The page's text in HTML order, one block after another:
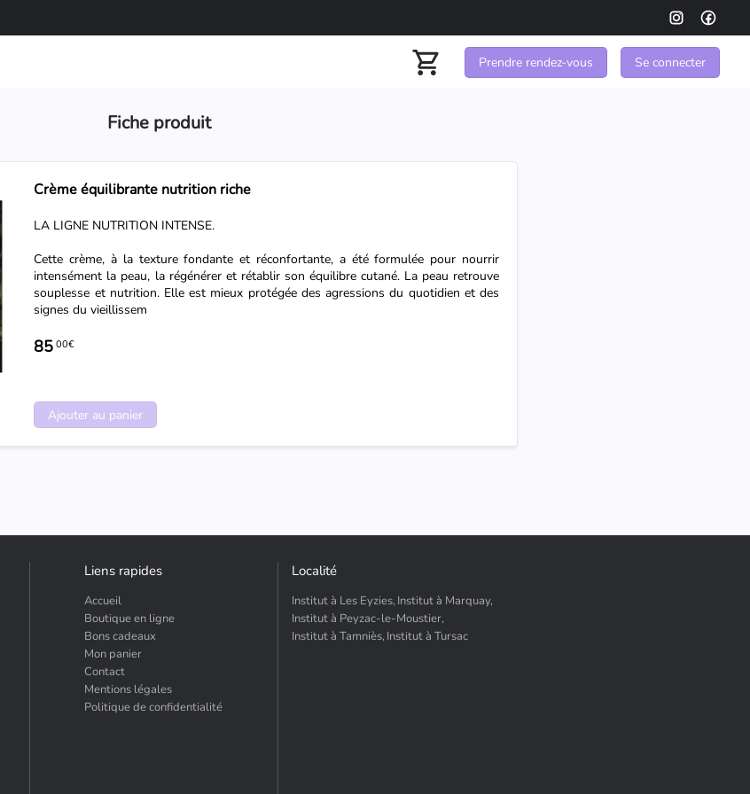
Prendre rendez-vous Se connecter
Fiche produit
Crème équilibrante nutrition riche
LA LIGNE NUTRITION INTENSE.
Cette crème, à la texture fondante et réconfortante, a été formulée pour nourrir
intensément la peau, la régénérer et rétablir son équilibre cutané. La peau retrouve
souplesse et nutrition. Elle est mieux protégée des agressions du quotidien et des
signes du vieillissem
85 00€
Ajouter au panier
Liens rapides
Accueil
Boutique en ligne
Bons cadeaux
Mon panier
Contact
Mentions légales
Politique de confidentialité
Localité
Institut à Les Eyzies, Institut à Marquay,
Institut à Peyzac-le-Moustier,
Institut à Tamniès, Institut à Tursac